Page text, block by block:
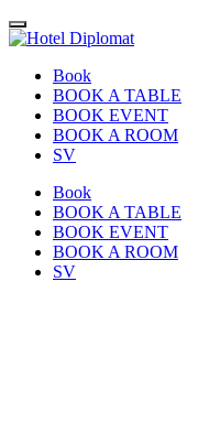
Book
BOOK A TABLE
BOOK EVENT
BOOK A ROOM
SV
Book
BOOK A TABLE
BOOK EVENT
BOOK A ROOM
SV